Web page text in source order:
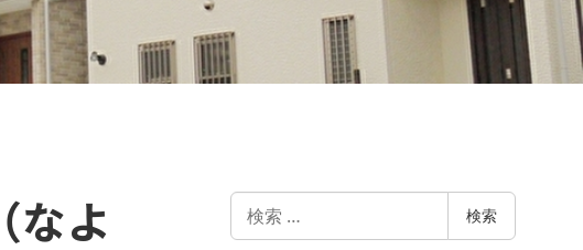
なよ
索
検索